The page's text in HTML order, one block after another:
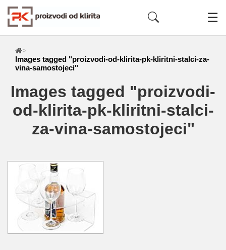
☰
>
Images tagged "proizvodi-od-klirita-pk-kliritni-stalci-za-
vina-samostojeci"
Images tagged "proizvodi-
od-klirita-pk-kliritni-stalci-
za-vina-samostojeci"